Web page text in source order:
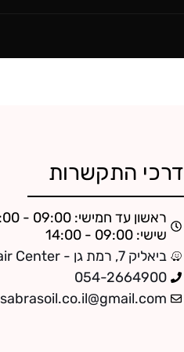
דרכי התקשרות
ראשון עד חמישי: 09:00 - 19:00
שישי: 09:00 - 14:00
ביאליק 7, רמת גן - Hair Center
054-2664900
sabrasoil.co.il@gmail.com